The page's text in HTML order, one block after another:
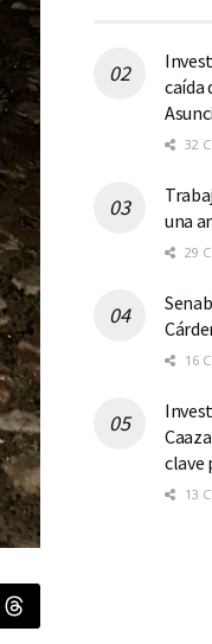
caída
32
una
29
16
clave
13